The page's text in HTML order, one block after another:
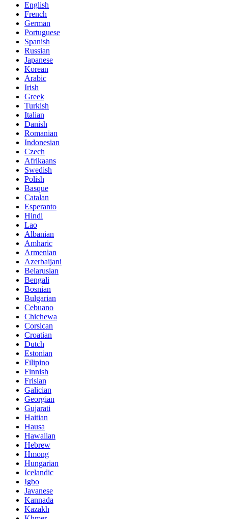
English
French
German
Portuguese
Spanish
Russian
Japanese
Korean
Arabic
Irish
Greek
Turkish
Italian
Danish
Romanian
Indonesian
Czech
Afrikaans
Swedish
Polish
Basque
Catalan
Esperanto
Hindi
Lao
Albanian
Amharic
Armenian
Azerbaijani
Belarusian
Bengali
Bosnian
Bulgarian
Cebuano
Chichewa
Corsican
Croatian
Dutch
Estonian
Filipino
Finnish
Frisian
Galician
Georgian
Gujarati
Haitian
Hausa
Hawaiian
Hebrew
Hmong
Hungarian
Icelandic
Igbo
Javanese
Kannada
Kazakh